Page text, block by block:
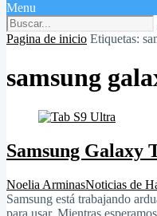
Menu
Pagina de inicio Etiquetas:
samsung
Samsung Galaxy
Noelia ArminasNoticias de
Samsung está trabajando
para usar. Mientras